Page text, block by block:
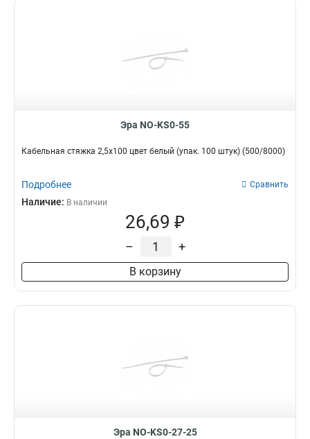
Эра NO-KS0-55
Кабельная стяжка 2,5х100 цвет белый (упак. 100 штук) (500/8000)
Подробнее Сравнить
Наличие: В наличии
26,69 ₽
– +
В корзину
Эра NO-KS0-27-25